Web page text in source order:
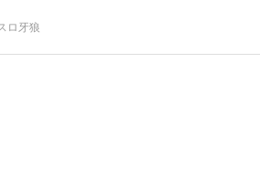
物件視察
ロ牙狼